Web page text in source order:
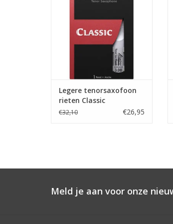
Legere tenorsaxofoon
rieten Classic
€32,10 €26,95
Meld je aan voor onze